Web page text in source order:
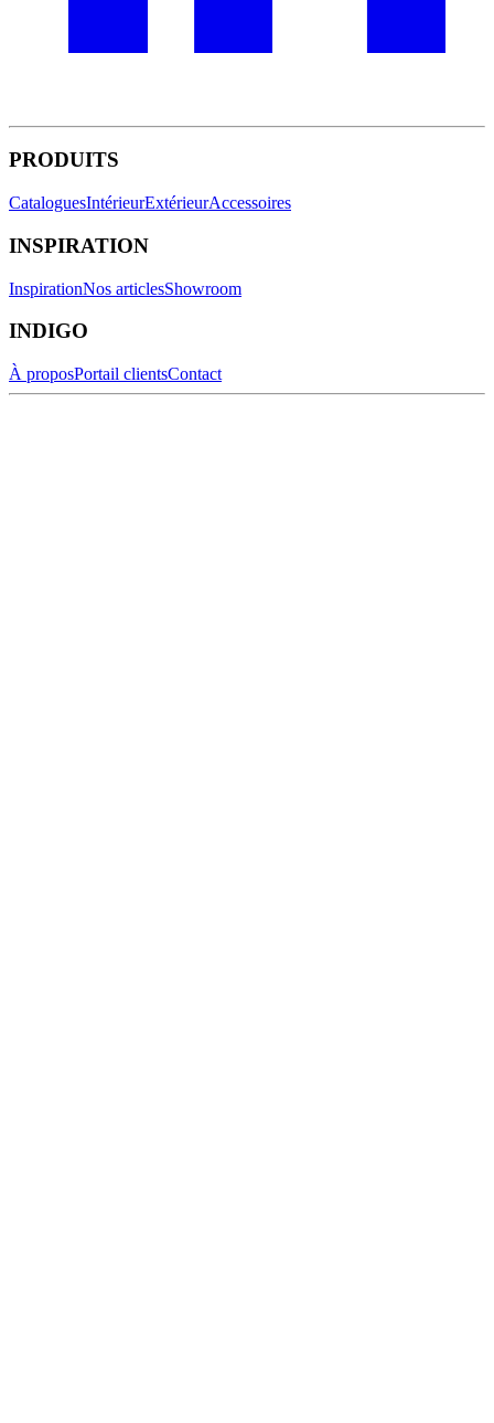
PRODUITS
CataloguesIntérieurExtérieurAccessoires
INSPIRATION
InspirationNos articlesShowroom
INDIGO
À proposPortail clientsContact